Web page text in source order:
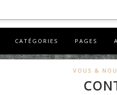
CATÉGORIES PAGES
VOUS &